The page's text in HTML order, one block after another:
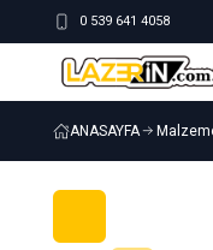
0 539 641 4058
ANASAYFA